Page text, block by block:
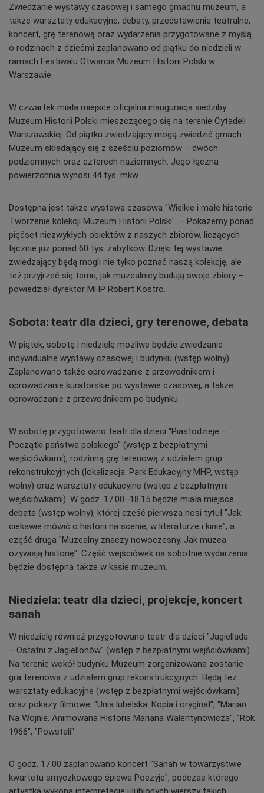
Zwiedzanie wystawy czasowej i samego gmachu muzeum, a
także warsztaty edukacyjne, debaty, przedstawienia teatralne,
koncert, grę terenową oraz wydarzenia przygotowane z myślą
o rodzinach z dziećmi zaplanowano od piątku do niedzieli w
ramach Festiwalu Otwarcia Muzeum Historii Polski w
Warszawie.
W czwartek miała miejsce oficjalna inauguracja siedziby
Muzeum Historii Polski mieszczącego się na terenie Cytadeli
Warszawskiej. Od piątku zwiedzający mogą zwiedzić gmach
Muzeum składający się z sześciu poziomów – dwóch
podziemnych oraz czterech naziemnych. Jego łączna
powierzchnia wynosi 44 tys. mkw.
Dostępna jest także wystawa czasowa "Wielkie i małe historie.
Tworzenie kolekcji Muzeum Historii Polski". – Pokażemy ponad
pięćset niezwykłych obiektów z naszych zbiorów, liczących
łącznie już ponad 60 tys. zabytków. Dzięki tej wystawie
zwiedzający będą mogli nie tylko poznać naszą kolekcję, ale
też przyjrzeć się temu, jak muzealnicy budują swoje zbiory –
powiedział dyrektor MHP Robert Kostro.
Sobota: teatr dla dzieci, gry terenowe, debata
W piątek, sobotę i niedzielę możliwe będzie zwiedzanie
indywidualne wystawy czasowej i budynku (wstęp wolny).
Zaplanowano także oprowadzanie z przewodnikiem i
oprowadzanie kuratorskie po wystawie czasowej, a także
oprowadzanie z przewodnikiem po budynku.
W sobotę przygotowano teatr dla dzieci "Piastodzieje –
Początki państwa polskiego" (wstęp z bezpłatnymi
wejściówkami), rodzinną grę terenową z udziałem grup
rekonstrukcyjnych (lokalizacja: Park Edukacyjny MHP, wstęp
wolny) oraz warsztaty edukacyjne (wstęp z bezpłatnymi
wejściówkami). W godz. 17.00–18.15 będzie miała miejsce
debata (wstęp wolny), której część pierwsza nosi tytuł "Jak
ciekawie mówić o historii na scenie, w literaturze i kinie”, a
część druga "Muzealny znaczy nowoczesny. Jak muzea
ożywiają historię". Część wejściówek na sobotnie wydarzenia
będzie dostępna także w kasie muzeum.
Niedziela: teatr dla dzieci, projekcje, koncert
sanah
W niedzielę również przygotowano teatr dla dzieci "Jagiellada
– Ostatni z Jagiellonów" (wstęp z bezpłatnymi wejściówkami).
Na terenie wokół budynku Muzeum zorganizowana zostanie
gra terenowa z udziałem grup rekonstrukcyjnych. Będą też
warsztaty edukacyjne (wstęp z bezpłatnymi wejściówkami)
oraz pokazy filmowe: "Unia lubelska. Kopia i oryginał"; "Marian
Na Wojnie. Animowana Historia Mariana Walentynowicza", "Rok
1966", "Powstali".
O godz. 17.00 zaplanowano koncert "Sanah w towarzystwie
kwartetu smyczkowego śpiewa Poezyje", podczas którego